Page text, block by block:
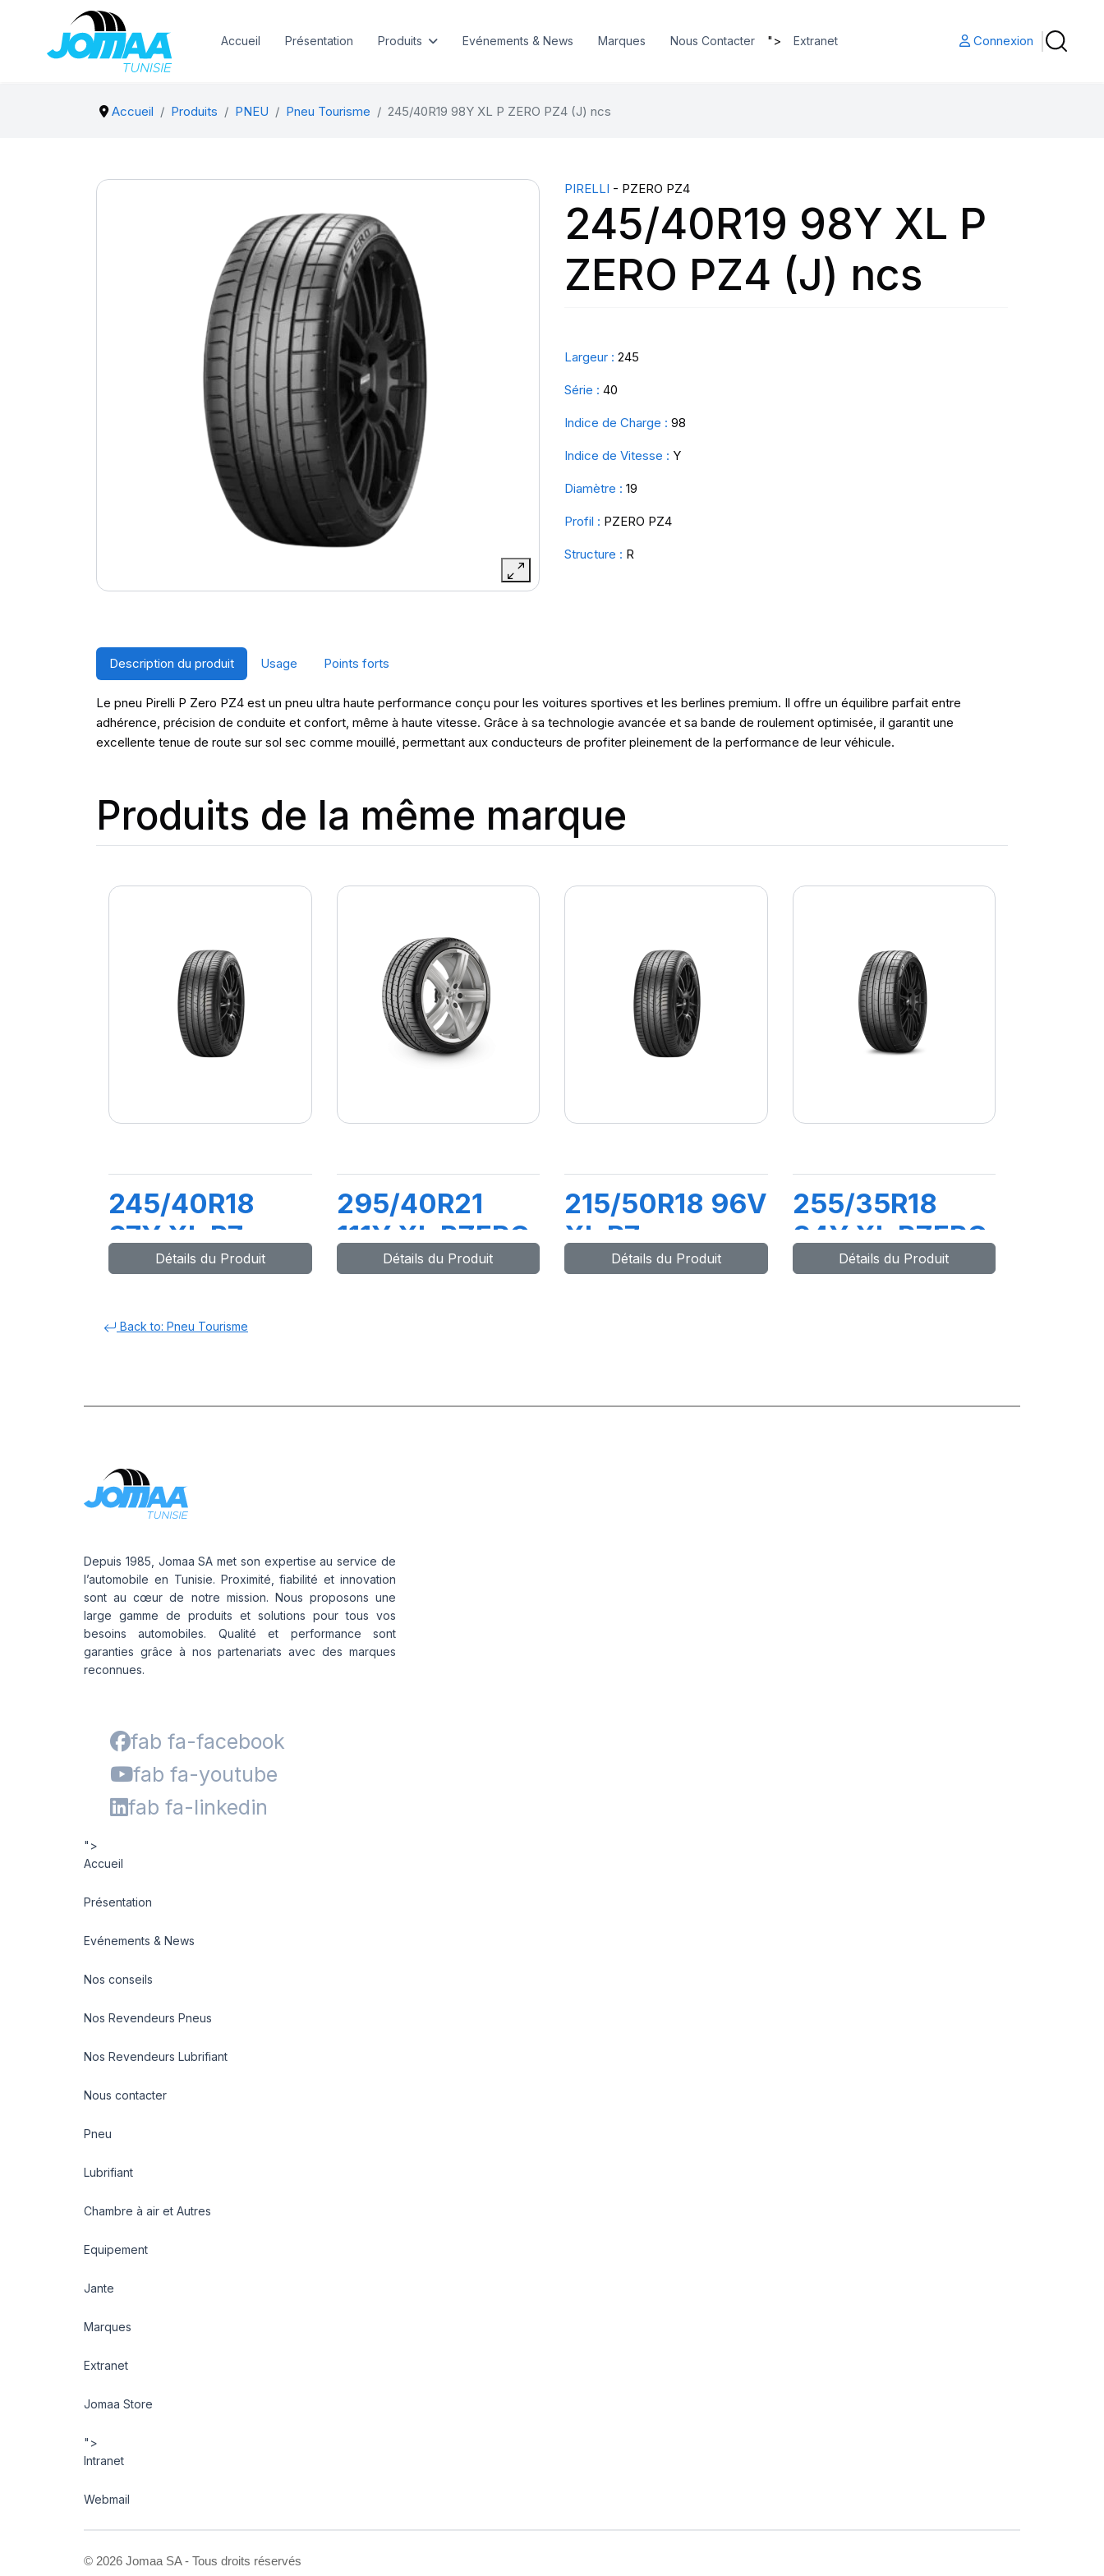
Accueil Présentation Produits Evénements & News Marques Nous Contacter "> Extranet Connexion
Accueil Produits PNEU Pneu Tourisme 245/40R19 98Y XL P ZERO PZ4 (J) ncs
PIRELLI - PZERO PZ4
245/40R19 98Y XL P
ZERO PZ4 (J) ncs
Largeur : 245
Série : 40
Indice de Charge : 98
Indice de Vitesse : Y
Diamètre : 19
Profil : PZERO PZ4
Structure : R
Description du produit Usage Points forts
Le pneu Pirelli P Zero PZ4 est un pneu ultra haute performance conçu pour les voitures sportives et les berlines premium. Il offre un équilibre parfait entre
adhérence, précision de conduite et confort, même à haute vitesse. Grâce à sa technologie avancée et sa bande de roulement optimisée, il garantit une
excellente tenue de route sur sol sec comme mouillé, permettant aux conducteurs de profiter pleinement de la performance de leur véhicule.
Produits de la même marque
245/40R18
97Y XL P7
CINTURATO
Détails du Produit
295/40R21
111Y XL PZERO
(MO)Détails du Produit
215/50R18 96V
XL P7
CINTURATO
Détails du Produit
255/35R18
94Y XL PZERO
(MO-RO1)
Détails du Produit
Back to: Pneu Tourisme
Depuis 1985, Jomaa SA met son expertise au service de
l’automobile en Tunisie. Proximité, fiabilité et innovation
sont au cœur de notre mission. Nous proposons une
large gamme de produits et solutions pour tous vos
besoins automobiles. Qualité et performance sont
garanties grâce à nos partenariats avec des marques
reconnues.
fab fa-facebook
fab fa-youtube
fab fa-linkedin
">
Accueil
Présentation
Evénements & News
Nos conseils
Nos Revendeurs Pneus
Nos Revendeurs Lubrifiant
Nous contacter
Pneu
Lubrifiant
Chambre à air et Autres
Equipement
Jante
Marques
Extranet
Jomaa Store
">
Intranet
Webmail
© 2026 Jomaa SA - Tous droits réservés